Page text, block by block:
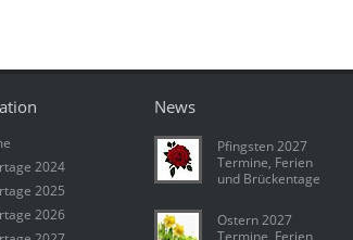
2024
2025
2026
News
Pfingsten 2027
Termine, Ferien
und Brückentage
Ostern 2027
Termine, Ferien